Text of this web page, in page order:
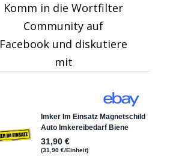
Komm in die Wortfilter
Community auf
Facebook und diskutiere
mit